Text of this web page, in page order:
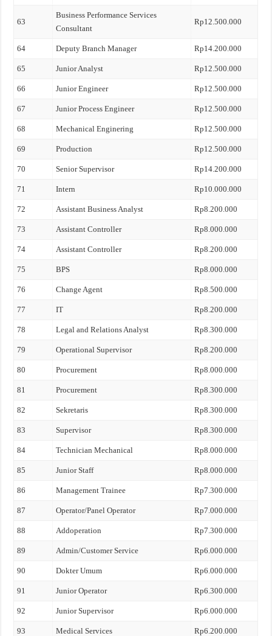
63
Business Performance Services
Consultant
Rp12.500.000
64 Deputy Branch Manager Rp14.200.000
65 Junior Analyst Rp12.500.000
66 Junior Engineer Rp12.500.000
67 Junior Process Engineer Rp12.500.000
68 Mechanical Enginering Rp12.500.000
69 Production Rp12.500.000
70 Senior Supervisor Rp14.200.000
71 Intern Rp10.000.000
72 Assistant Business Analyst Rp8.200.000
73 Assistant Controller Rp8.000.000
74 Assistant Controller Rp8.200.000
75 BPS Rp8.000.000
76 Change Agent Rp8.500.000
77 IT Rp8.200.000
78 Legal and Relations Analyst Rp8.300.000
79 Operational Supervisor Rp8.200.000
80 Procurement Rp8.000.000
81 Procurement Rp8.300.000
82 Sekretaris Rp8.300.000
83 Supervisor Rp8.300.000
84 Technician Mechanical Rp8.000.000
85 Junior Staff Rp8.000.000
86 Management Trainee Rp7.300.000
87 Operator/Panel Operator Rp7.000.000
88 Addoperation Rp7.300.000
89 Admin/Customer Service Rp6.000.000
90 Dokter Umum Rp6.000.000
91 Junior Operator Rp6.300.000
92 Junior Supervisor Rp6.000.000
93 Medical Services Rp6.200.000